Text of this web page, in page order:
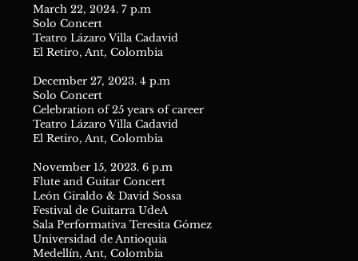
March 22, 2024. 7 p.m
Solo Concert
Teatro Lázaro Villa Cadavid
El Retiro, Ant, Colombia
December 27, 2023. 4 p.m
Solo Concert
Celebration of 25 years of career
Teatro Lázaro Villa Cadavid
El Retiro, Ant, Colombia
November 15, 2023. 6 p.m
Flute and Guitar Concert
León Giraldo & David Sossa
Festival de Guitarra UdeA
Sala Performativa Teresita Gómez
Universidad de Antioquia
Medellín, Ant, Colombia